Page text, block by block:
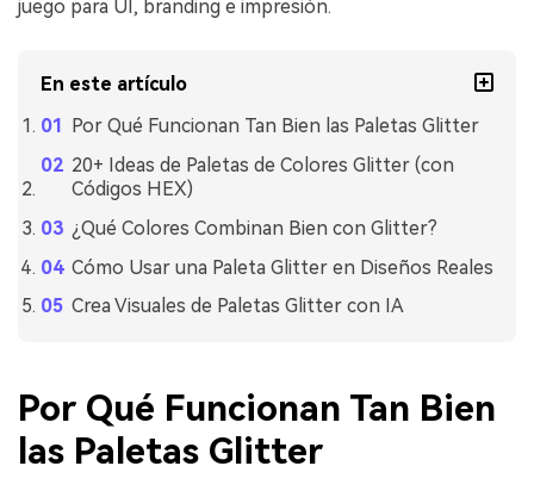
juego para UI, branding e impresión.
En este artículo
Por Qué Funcionan Tan Bien las Paletas Glitter
20+ Ideas de Paletas de Colores Glitter (con
Códigos HEX)
¿Qué Colores Combinan Bien con Glitter?
Cómo Usar una Paleta Glitter en Diseños Reales
Crea Visuales de Paletas Glitter con IA
Por Qué Funcionan Tan Bien
las Paletas Glitter